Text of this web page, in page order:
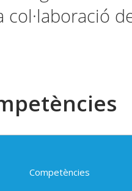
col·laboració
Competències